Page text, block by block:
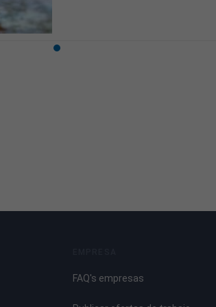
FAQ's empresas